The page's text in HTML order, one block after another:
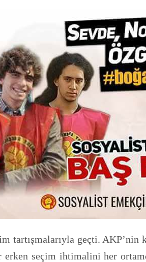
tartışmalarıyla geçti.
erken seçim ihtimalini her